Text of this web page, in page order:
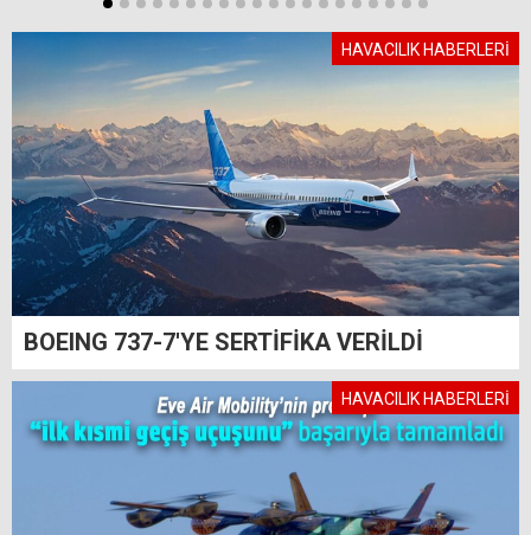
HAVACILIK HABERLERİ
BOEING 737-7'YE SERTİFİKA VERİLDİ
HAVACILIK HABERLERİ